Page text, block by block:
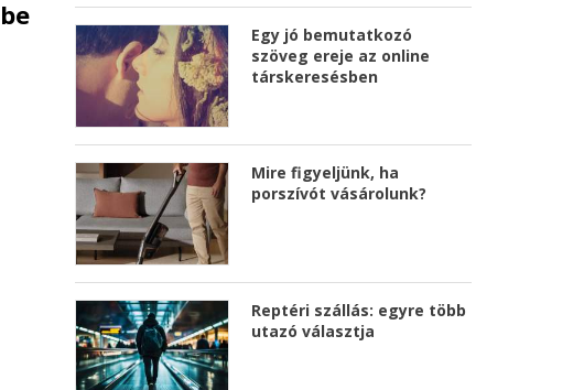
Egy jó bemutatkozó
szöveg ereje az online
társkeresésben
Mire figyeljünk, ha
porszívót vásárolunk?
Reptéri szállás: egyre több
utazó választja